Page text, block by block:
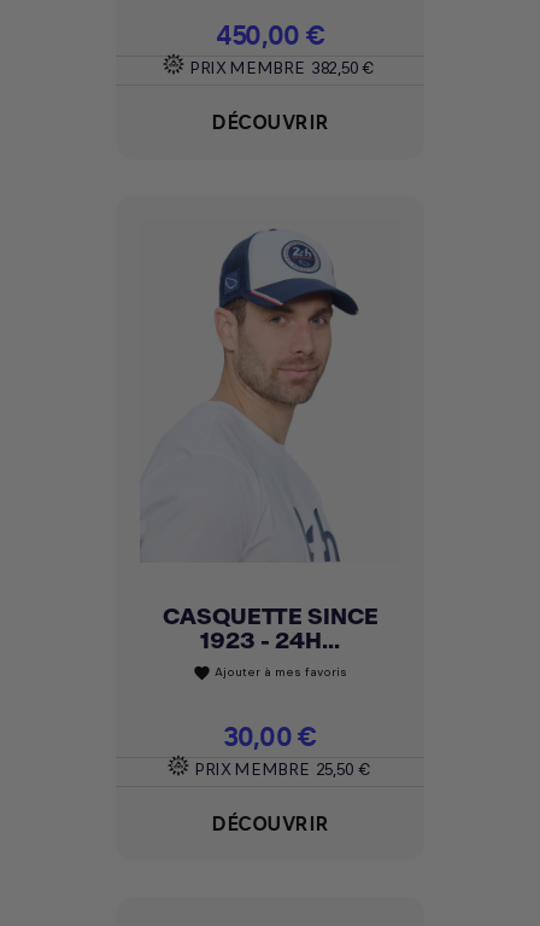
Prix
450,00 €
PRIX MEMBRE 382,50 €
DÉCOUVRIR
CASQUETTE SINCE
1923 - 24H...
favorite Ajouter à mes favoris
Prix
30,00 €
PRIX MEMBRE 25,50 €
DÉCOUVRIR